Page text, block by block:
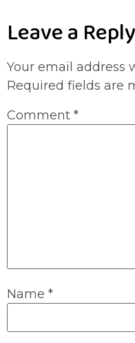
Leave a Reply
Your email address
Required fields are
Comment *
Name *